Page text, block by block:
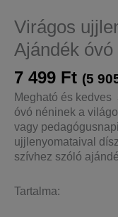
Virágos
Ajándék
7 499 Ft (5
Megható és
óvó néninek a
vagy
ujjlenyomataival
szívhez szóló
Tartalma: